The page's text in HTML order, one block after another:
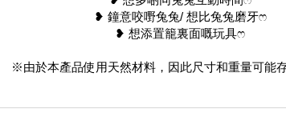
❥︎ 鐘意咬嘢兔兔/ 想比兔兔磨牙ෆ
❥︎ 想添置籠裏面嘅玩具ෆ
※由於本產品使用天然材料，因此尺寸和重量可能